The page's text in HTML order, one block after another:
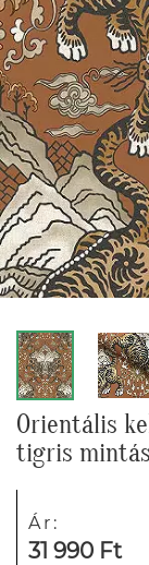
Orientális
tigris
Ár:
31 990 Ft